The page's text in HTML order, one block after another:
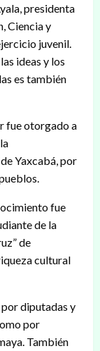
presidenta
Ciencia y
juvenil.
ideas y los
es también
fue otorgado a
Yaxcabá, por
fue
de la
de
cultural
diputadas y
por
También